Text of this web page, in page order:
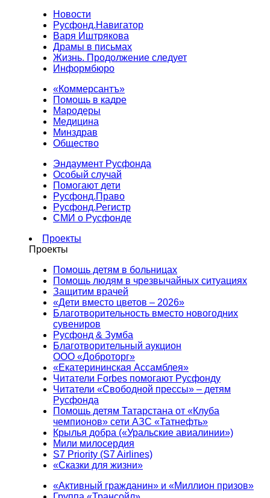
Новости
Русфонд.Навигатор
Варя Иштрякова
Драмы в письмах
Жизнь. Продолжение следует
Информбюро
«Коммерсантъ»
Помощь в кадре
Мародеры
Медицина
Минздрав
Общество
Эндаумент Русфонда
Особый случай
Помогают дети
Русфонд.Право
Русфонд.Регистр
СМИ о Русфонде
Проекты
Проекты
Помощь детям в больницах
Помощь людям в чрезвычайных ситуациях
Защитим врачей
«Дети вместо цветов – 2026»
Благотворительность вместо новогодних
сувениров
Русфонд & Зумба
Благотворительный аукцион
ООО «Доброторг»
«Екатерининская Ассамблея»
Читатели Forbes помогают Русфонду
Читатели «Свободной прессы» – детям
Русфонда
Помощь детям Татарстана от «Клуба
чемпионов» сети АЗС «Татнефть»
Крылья добра («Уральские авиалинии»)
Мили милосердия
S7 Priority (S7 Airlines)
«Сказки для жизни»
«Активный гражданин» и «Миллион призов»